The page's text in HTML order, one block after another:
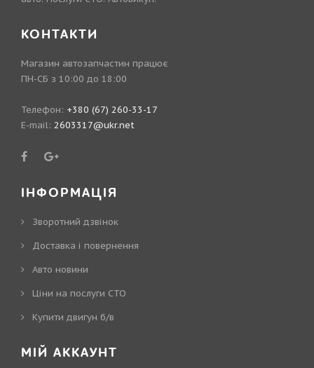
КОНТАКТИ
Магазин автозапчастин працює
ПН-СБ з 10:00 до 18:00
Телефон: +380 (67) 260-33-17
E-mail: 2603317@ukr.net
ІНФОРМАЦІЯ
Зворотний дзвінок
Доставка і повернення
Авто новини
Ціни на послуги СТО
Купити двигун б/в
МІЙ АККАУНТ